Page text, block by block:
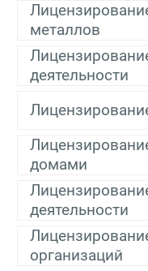
металлов
деятельности
домами
деятельности
организаций